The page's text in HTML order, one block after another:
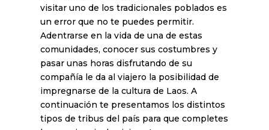
visitar uno de los tradicionales poblados es
un error que no te puedes permitir.
Adentrarse en la vida de una de estas
comunidades, conocer sus costumbres y
pasar unas horas disfrutando de su
compañía le da al viajero la posibilidad de
impregnarse de la cultura de Laos. A
continuación te presentamos los distintos
tipos de tribus del país para que completes